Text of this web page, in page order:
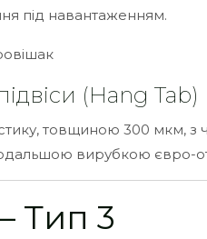
під навантаженням.
(Hang Tab)
товщиною 300 мкм,
вирубкою євро-
Тип 3